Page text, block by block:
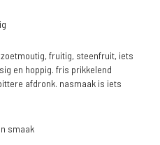
fruitig, steenfruit, iets
en hoppig. fris prikkelend
afdronk. nasmaak is iets
smaak